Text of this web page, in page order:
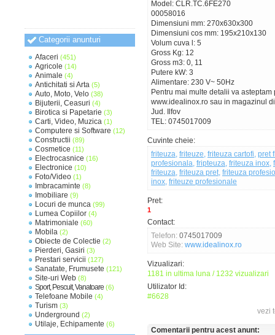
Categorii anunturi
Afaceri (451)
Agricole (14)
Animale (4)
Antichitati si Arta (5)
Auto, Moto, Velo (38)
Bijuterii, Ceasuri (4)
Birotica si Papetarie (3)
Carti, Video, Muzica (1)
Computere si Software (12)
Constructii (89)
Cosmetice (11)
Electrocasnice (16)
Electronice (10)
Foto/Video (1)
Imbracaminte (8)
Imobiliare (9)
Locuri de munca (99)
Lumea Copiilor (4)
Matrimoniale (60)
Mobila (2)
Obiecte de Colectie (2)
Pierderi, Gasiri (3)
Prestari servicii (127)
Sanatate, Frumusete (121)
Site-uri Web (8)
Sport, Pescuit, Vanatoare (6)
Telefoane Mobile (4)
Turism (3)
Underground (2)
Utilaje, Echipamente (6)
Model: CLR.TC.6FE270
00058016
Dimensiuni mm: 270x630x300
Dimensiuni cos mm: 195x210x130
Volum cuva l: 5
Gross Kg: 12
Gross m3: 0, 11
Putere kW: 3
Alimentare: 230 V~ 50Hz
Pentru mai multe detalii va asteptam
www.idealinox.ro sau in magazinul
Jud. Ilfov
TEL: 0745017009
Cuvinte cheie:
friteuza, friteuze, friteuza cartofi, pret
profesionala, fripteuza, friteuza inox,
friteuza, friteuza pret, friteuza
inox, friteuze profesionale
Pret:
1
Contact:
Telefon: 0745017009
Web Site: www.idealinox.ro
Vizualizari:
1181 in ultima luna / 1232 vizualizari
Utilizator Id:
#6628
vezi
Comentarii pentru acest anunt: